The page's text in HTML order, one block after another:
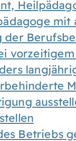
der
Betriebs